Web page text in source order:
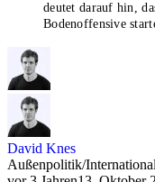
deutet darauf hin,
Bodenoffensive
David Knes
Außenpolitik/